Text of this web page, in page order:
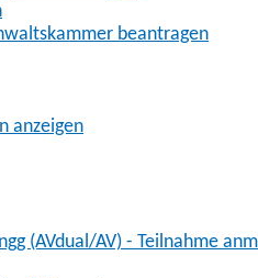
beantragen
anzeigen
(AVdual/AV) - Teilnahme